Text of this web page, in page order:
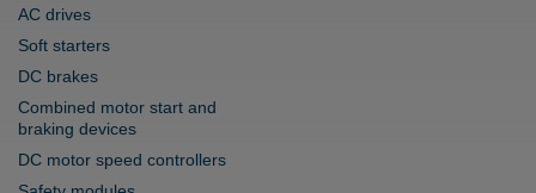
AC drives
Soft starters
DC brakes
Combined motor start and
braking devices
DC motor speed controllers